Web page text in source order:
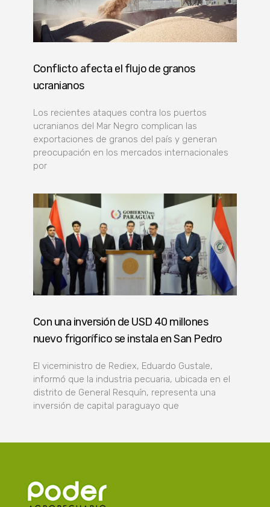
Conflicto afecta el flujo de granos
ucranianos
Los recientes ataques contra los puertos
ucranianos del Mar Negro complican las
exportaciones de granos del país y generan
preocupación en los mercados internacionales
por
Con una inversión de USD 40 millones
nuevo frigorífico se instala en San Pedro
El viceministro de Rediex, Eduardo Gustale,
informó que la industria pecuaria, ubicada en el
distrito de General Resquín, representa una
inversión de capital paraguayo que